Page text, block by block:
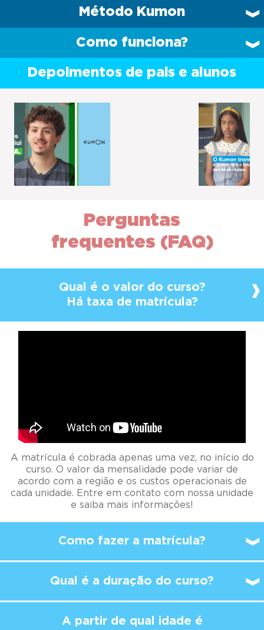
Método Kumon
Como funciona?
Depoimentos de pais e alunos
Previous Next
Perguntas
frequentes (FAQ)
Qual é o valor do curso?
Há taxa de matrícula?
A matrícula é cobrada apenas uma vez, no início do
curso. O valor da mensalidade pode variar de
acordo com a região e os custos operacionais de
cada unidade. Entre em contato com nossa unidade
e saiba mais informações!
Como fazer a matrícula?
Qual é a duração do curso?
A partir de qual idade é